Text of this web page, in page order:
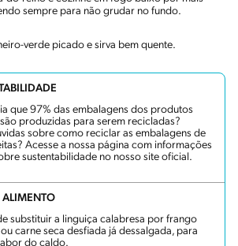
sempre para não grudar no fundo.
verde picado e sirva bem quente.
que 97% das embalagens dos produtos
produzidas para serem recicladas?
sobre como reciclar as embalagens de
Acesse a nossa página com informações
sustentabilidade no nosso site oficial.
ALIMENTO
substituir a linguiça calabresa por frango
carne seca desfiada já dessalgada, para
do caldo.